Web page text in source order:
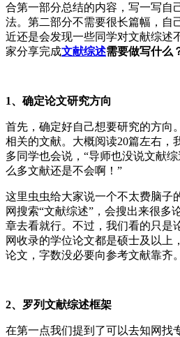
合第一部分总结的内容，写一写自
法。第二部分不需要很长篇幅，自
近还是会发现一些同学对文献综述
家分享完成文献综述需要做写什么
1、确定论文研究方向
首先，确定好自己想要研究的方向
相关的文献。大概阅读20篇左右，
多同学也会说，“导师也没说文献
么多文献还是不会啊！”
这里虫虫给大家说一个不太费脑子
网搜索“文献综述”，会搜出来很多
章去看就行。不过，我们看的只是
网收录的学位论文都是硕士及以上
论文，字数没必要向参考文献靠齐。
2、罗列文献综述框架
在第一点我们提到了可以去知网找